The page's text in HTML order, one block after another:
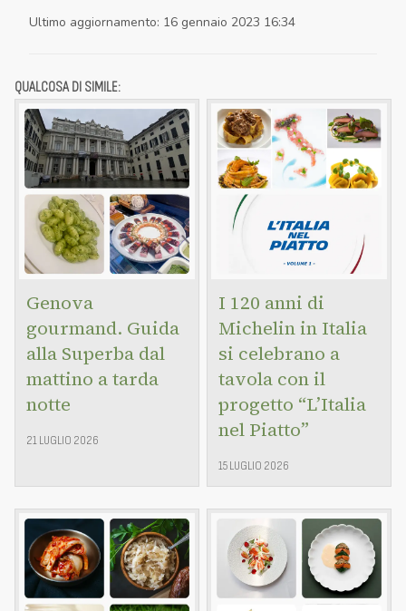
Ultimo aggiornamento: 16 gennaio 2023 16:34
QUALCOSA DI SIMILE:
Genova
gourmand. Guida
alla Superba dal
mattino a tarda
notte
21 LUGLIO 2026
I 120 anni di
Michelin in Italia
si celebrano a
tavola con il
progetto “L’Italia
nel Piatto”
15 LUGLIO 2026